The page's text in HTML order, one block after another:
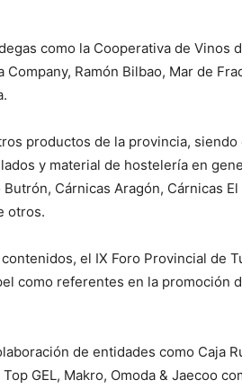
como la Cooperativa de Vinos
Company, Ramón Bilbao, Mar de
productos de la provincia,
y material de hostelería en
Cárnicas Aragón, Cárnicas El
otros.
el IX Foro Provincial de
como referentes en la promoción
de entidades como Caja
GEL, Makro, Omoda & Jaecoo